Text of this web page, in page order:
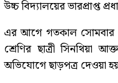
উচ্চ বিদ্যালয়ের ভারপ্রাপ্ত
এর আগে গতকাল সোমবার
শ্রেণির ছাত্রী সিনথিয়া
অভিযোগে ছাড়পত্র দেওয়া